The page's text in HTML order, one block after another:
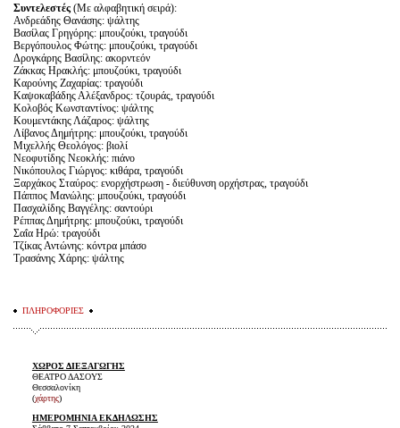
Συντελεστές (Με αλφαβητική σειρά):
Ανδρεάδης Θανάσης: ψάλτης
Βασίλας Γρηγόρης: μπουζούκι, τραγούδι
Βεργόπουλος Φώτης: μπουζούκι, τραγούδι
Δρογκάρης Βασίλης: ακορντεόν
Ζάκκας Ηρακλής: μπουζούκι, τραγούδι
Καρούνης Ζαχαρίας: τραγούδι
Καψοκαβάδης Αλέξανδρος: τζουράς, τραγούδι
Κολοβός Κωνσταντίνος: ψάλτης
Κουμεντάκης Λάζαρος: ψάλτης
Λίβανος Δημήτρης: μπουζούκι, τραγούδι
Μιχελλής Θεολόγος: βιολί
Νεοφυτίδης Νεοκλής: πιάνο
Νικόπουλος Γιώργος: κιθάρα, τραγούδι
Ξαρχάκος Σταύρος: ενορχήστρωση - διεύθυνση ορχήστρας, τραγούδι
Πάππος Μανώλης: μπουζούκι, τραγούδι
Πασχαλίδης Βαγγέλης: σαντούρι
Ρέππας Δημήτρης: μπουζούκι, τραγούδι
Σαΐα Ηρώ: τραγούδι
Τζίκας Αντώνης: κόντρα μπάσο
Τρασάνης Χάρης: ψάλτης
ΠΛΗΡΟΦΟΡΙΕΣ
ΧΩΡΟΣ ΔΙΕΞΑΓΩΓΗΣ
ΘΕΑΤΡΟ ΔΑΣΟΥΣ
Θεσσαλονίκη
(χάρτης)
ΗΜΕΡΟΜΗΝΙΑ ΕΚΔΗΛΩΣΗΣ